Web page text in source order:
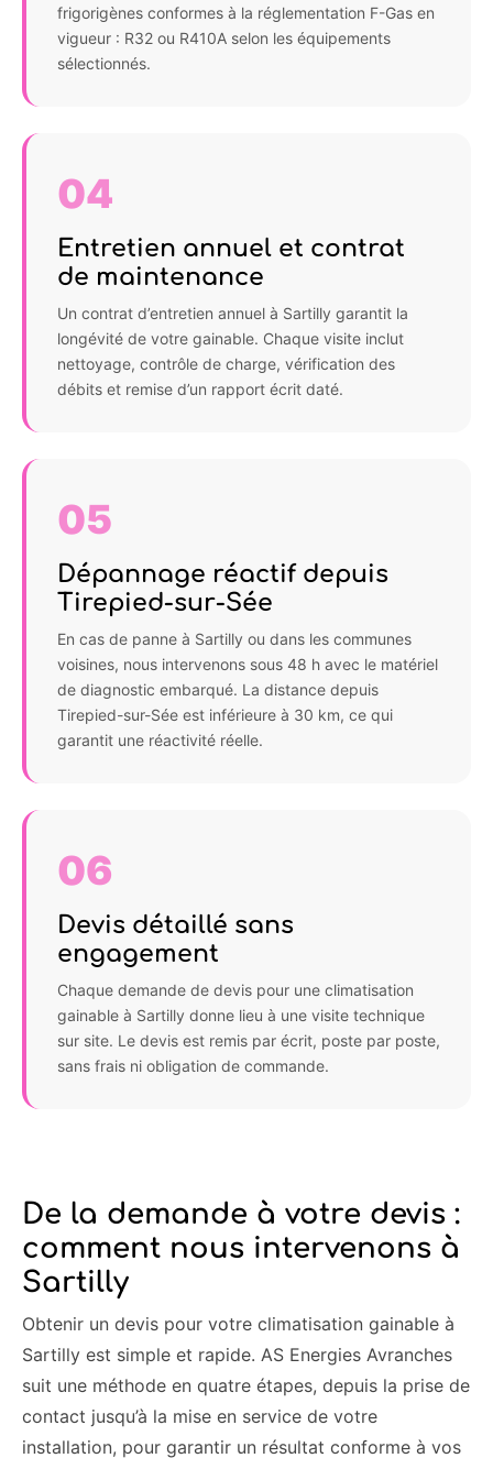
frigorigènes conformes à la réglementation F-Gas en
vigueur : R32 ou R410A selon les équipements
sélectionnés.
04
Entretien annuel et contrat
de maintenance
Un contrat d’entretien annuel à Sartilly garantit la
longévité de votre gainable. Chaque visite inclut
nettoyage, contrôle de charge, vérification des
débits et remise d’un rapport écrit daté.
05
Dépannage réactif depuis
Tirepied-sur-Sée
En cas de panne à Sartilly ou dans les communes
voisines, nous intervenons sous 48 h avec le matériel
de diagnostic embarqué. La distance depuis
Tirepied-sur-Sée est inférieure à 30 km, ce qui
garantit une réactivité réelle.
06
Devis détaillé sans
engagement
Chaque demande de devis pour une climatisation
gainable à Sartilly donne lieu à une visite technique
sur site. Le devis est remis par écrit, poste par poste,
sans frais ni obligation de commande.
De la demande à votre devis :
comment nous intervenons à
Sartilly
Obtenir un devis pour votre climatisation gainable à
Sartilly est simple et rapide. AS Energies Avranches
suit une méthode en quatre étapes, depuis la prise de
contact jusqu’à la mise en service de votre
installation, pour garantir un résultat conforme à vos